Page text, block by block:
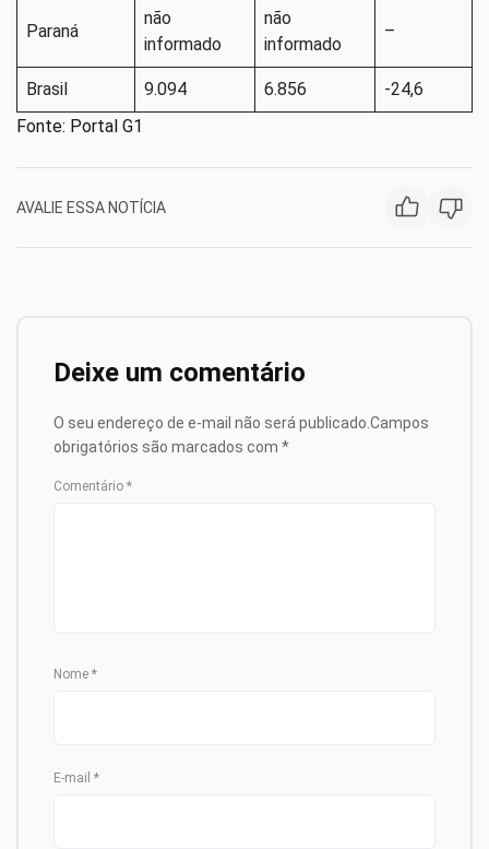
Paraná
não
informado
não
informado
–
Brasil 9.094 6.856
-24,6
Fonte: Portal G1
AVALIE ESSA NOTÍCIA
Deixe um comentário
O seu endereço de e-mail não será publicado.Campos
obrigatórios são marcados com *
Comentário *
Nome *
E-mail *